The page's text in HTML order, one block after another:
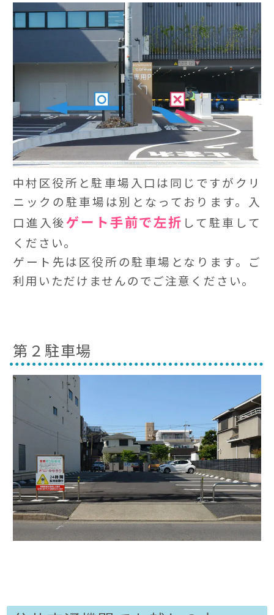
中村区役所と駐車場入口は同じですがクリ
ニックの駐車場は別となっております。入
口進入後ゲート手前で左折 して駐車して
ください。
ゲート先は区役所の駐車場となります。ご
利用いただけませんのでご注意ください。
第２駐車場